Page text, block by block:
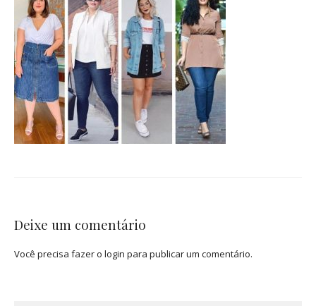
Deixe um comentário
Você precisa fazer o login para publicar um comentário.